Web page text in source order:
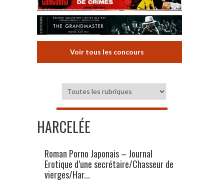
Voir tous les concours
HARCELÉE
Roman Porno Japonais – Journal
Erotique d’une secrétaire/Chasseur de
vierges/Har...